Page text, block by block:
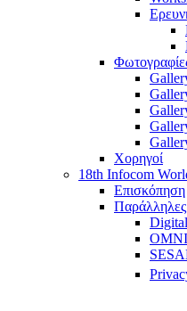
Χορηγοί
18th Infocom
Επισκόπηση
Παράλληλες